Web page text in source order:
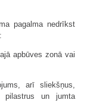
pagalma nedrīkst
apbūves zonā vai
arī sliekšņus,
pilastrus un jumta